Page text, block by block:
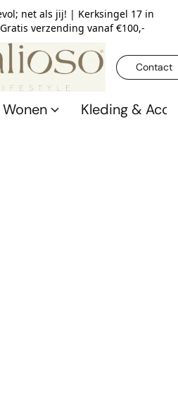
net als jij! | Kerksingel 17 in
verzending vanaf €100,-
Contact
Kleding &